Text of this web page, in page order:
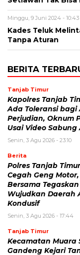
Minggu, 9 Juni 2024 - 10:43
Kades Teluk
Tanpa Aturan
BERITA
Tanjab Timur
Kapolres Tanjab
Ada Toleransi
Perjudian, Oknum
Usai Video Sabung
Senin, 3 Agu 2026 - 23:10
Berita
Polres Tanjab
Cegah Geng
Bersama
Wujudkan Daerah
Kondusif
Senin, 3 Agu 2026 - 17:44
Tanjab Timur
Kecamatan Muara
Gandeng Kejari